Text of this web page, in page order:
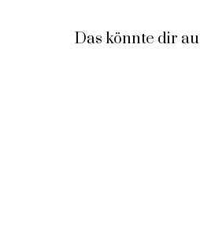
Das könnte dir